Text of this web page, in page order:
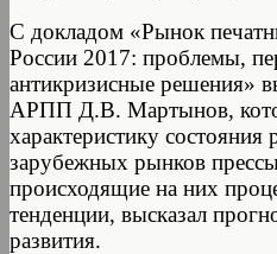
С докладом «Рынок
России 2017: проблемы,
антикризисные решения»
АРПП Д.В. Мартынов,
характеристику состояния
зарубежных рынков
происходящие на них
тенденции, высказал
развития.